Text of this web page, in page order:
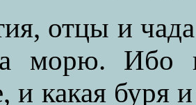
отцы и
морю. Ибо
и какая буря